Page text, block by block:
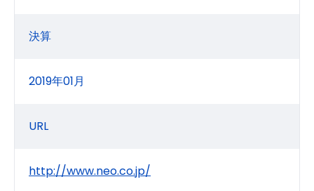
決算
2019年01月
URL
http://www.neo.co.jp/